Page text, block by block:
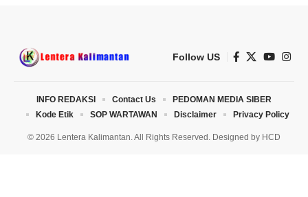
Follow US
© 2026 Lentera Kalimantan. All Rights Reserved. Designed by HCD
INFO REDAKSI Contact Us
PEDOMAN MEDIA SIBER
Kode Etik
SOP WARTAWAN Disclaimer Privacy Policy